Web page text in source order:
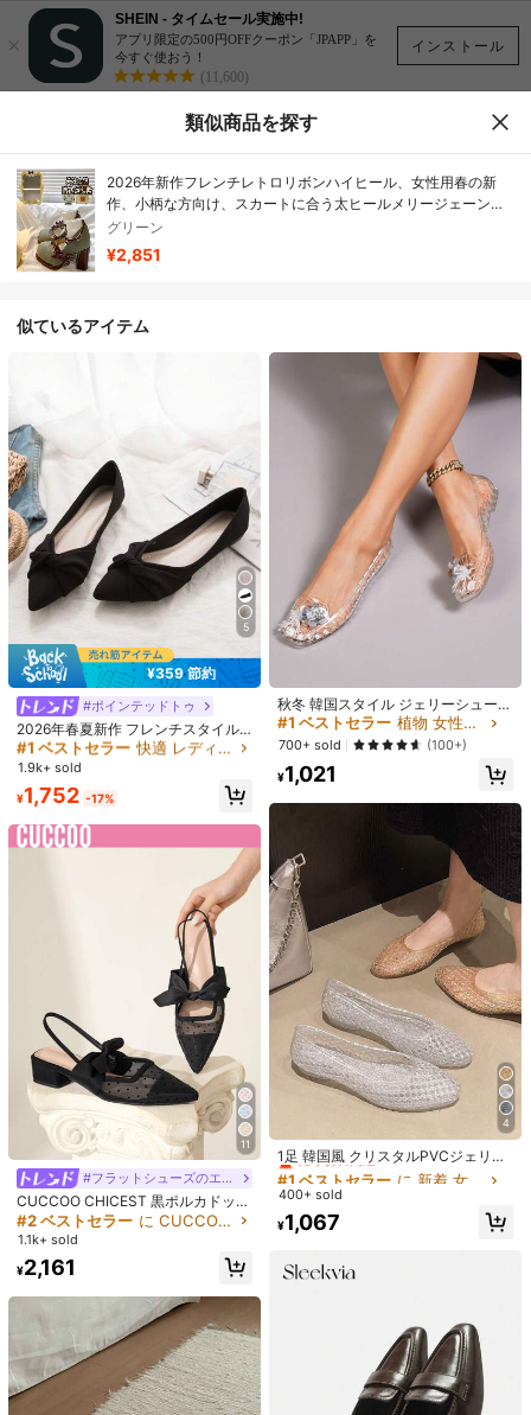
インストール
×
SHEIN - タイムセール実施中!
アプリ限定の500円OFFクーポン「JPAPP」を
今すぐ使おう！
(11,600)
¥2,851 -27% ¥3,894
期間限定値下げ
4-5日間の配達
2026年新作フレンチレトロリボンハイヒール、女性用春の新作、
小柄な方向け、スカートに合う太ヒールメリージェーンシューズ
JP23 (CN36) JP23.5 (CN37)
JP24.5 (CN39) (CN40)
「JP」で始まるサイズ（例：JP25）は日本ユーザー向けのサイズ表記で
す。商品に表記されているサイズタグなどの箇所には海外のサイズ表記が使
われています。予めご了承ください。
すべての サイズ は4-5日間の配達の対象となります
数量:
お届け先 Japan
送料無料
500 ポイント 付与遅延 お届け予定日: 8月13日 - 8月14日
返品無料
安全な支払い · プライバシー保護
Sold by & Ships from: Zephyrcorn
4.76 7 フォロワー
類似商品を探す
2026年新作フレンチレトロリボンハイヒール、女性用春の新
作、小柄な方向け、スカートに合う太ヒールメリージェーンシ
ューズ
グリーン
¥2,851
似ているアイテム
5
¥359 節約
#ポインテッドトゥ
2026年春夏新作 フレンチスタイル
ポインテッドトゥ ローヴァンプ スリ
ッポン レディース ソフトソール フ
ーズ スカート 通勤 仕事用 ブラック
#1 ベストセラー
高リピート率 売り切れ間近！
#1 ベストセラー 快適 レディースフラットシューズ
高リピート率
#1 ベストセラー 快適 レディースフラットシューズ
高リピート率
#1 ベストセラー 快適 レディースフラットシューズ
高リピート率 売り切れ間近！
1.9k+ sold
¥1,752 -17%
11
#フラットシューズのエレガンス
CUCCOO CHICEST 黒ポルカドット
メッシュ蝶結び デザイン フラットシ
ューズ、セクシーで上品な レディー
バックレス スリッポン
#2 ベストセラー に CUCCOO ウェディングシューズ .
1.1k+ sold
¥2,161
秋冬 韓国スタイル ジェリーシューズ
レディース、ファッショナブルな低
めのつま先 ホロー スクエアトゥ フ
ラット スリッポン カジュアルシュー
ズ、夏用シューズ
売り切れ間近！
#1 ベストセラー 植物 女性用フラット
売り切れ間近！
#1 ベストセラー 植物 女性用フラット
売り切れ間近！
#1 ベストセラー
売り切れ間近！
700+ sold (100+)
¥1,021
4
1足 韓国風 クリスタルPVCジェリー
サンダル スリッパ、ポインテッドト
ゥ ローヴァンプ フラットボトム ア
ソールデザイン付き
#1 ベストセラー
売り切れ間近！
#1 ベストセラー
売り切れ間近！
#1 ベストセラー
売り切れ間近！
#1 ベストセラー
売り切れ間近！
400+ sold
¥1,067